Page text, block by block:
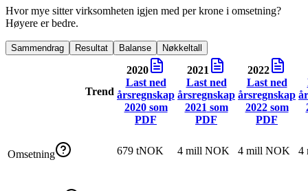
Hvor mye sitter virksomheten igjen med per krone i omsetning?
Høyere er bedre.
Sammendrag Resultat Balanse Nøkkeltall
Trend
2020
Last ned
årsregnskap
2020som
PDF
2021
Last ned
årsregnskap
2021 som
PDF
2022
Last ned
årsregnskap
2022som
PDF
Omsetning 679 tNOK 4 mill NOK 4 mill NOK 4